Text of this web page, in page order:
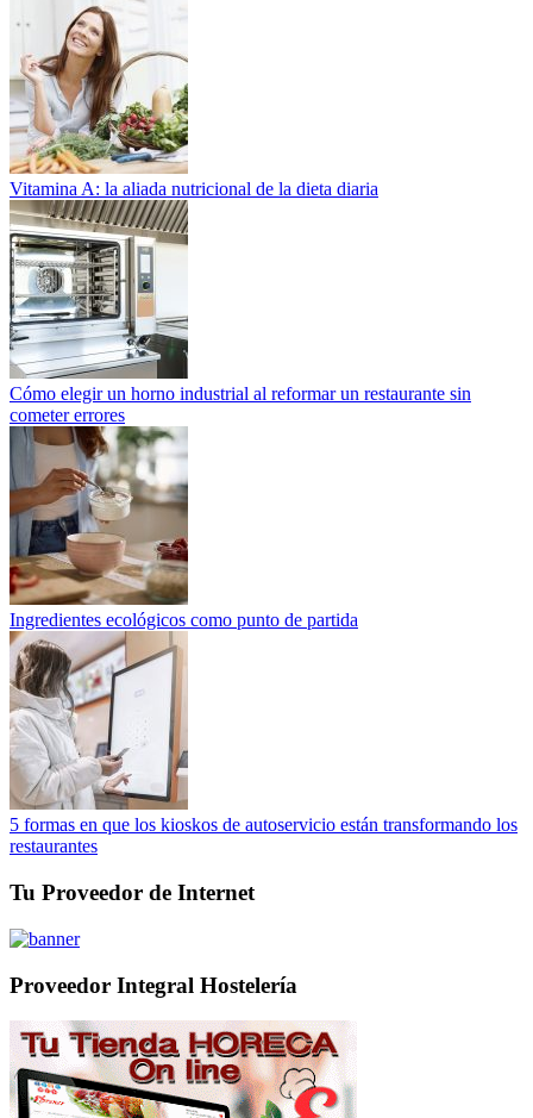
Vitamina A: la aliada nutricional de la dieta diaria
Cómo elegir un horno industrial al reformar un restaurante sin
cometer errores
Ingredientes ecológicos como punto de partida
5 formas en que los kioskos de autoservicio están transformando los
restaurantes
Tu Proveedor de Internet
Proveedor Integral Hostelería